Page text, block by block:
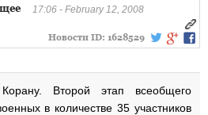
17:06 - February 12, 2008
Новости ID: 1628529
Второй этап всеобщего
в количестве 35 участников